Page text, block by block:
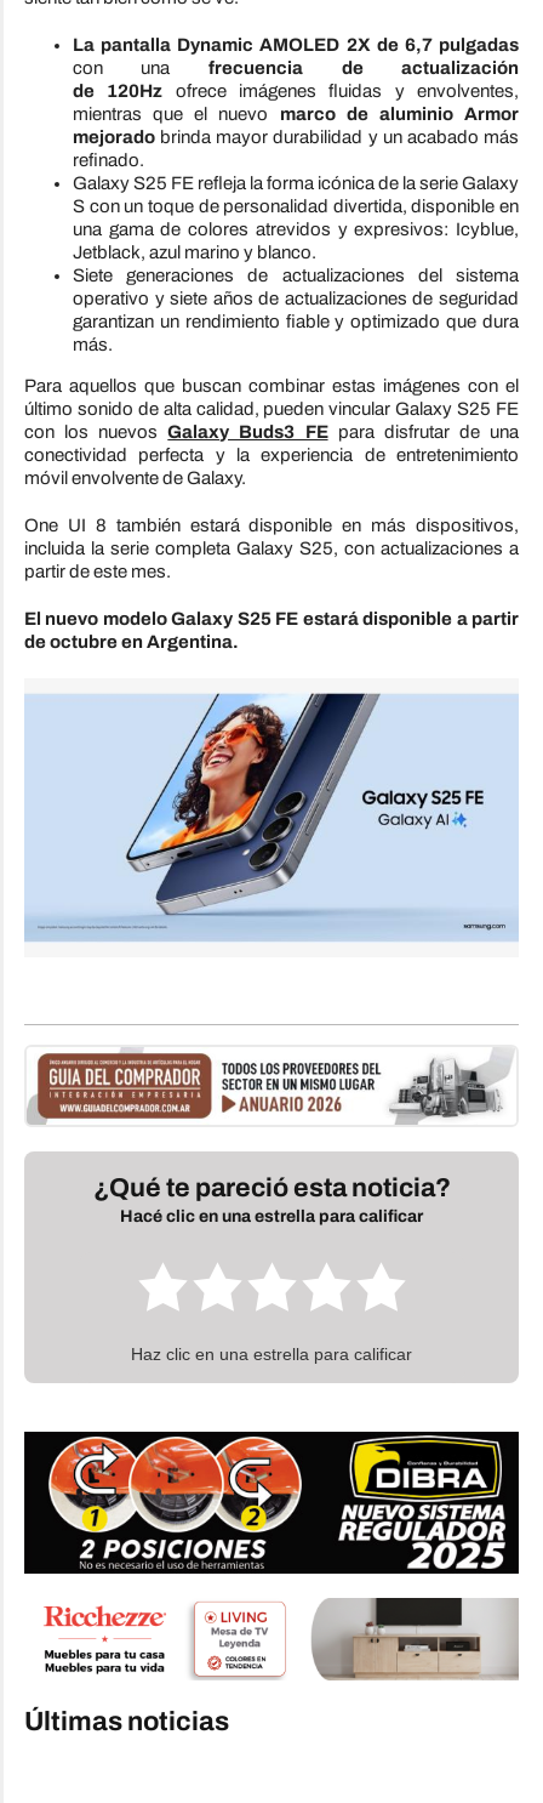
La pantalla Dynamic AMOLED 2X de 6,7 pulgadas
con una frecuencia de actualización
de 120Hz ofrece imágenes fluidas y envolventes,
mientras que el nuevo marco de aluminio Armor
mejoradobrinda mayor durabilidad y un acabado más
refinado.
Galaxy S25 FE refleja la forma icónica de la serie Galaxy
S con un toque de personalidad divertida, disponible en
una gama de colores atrevidos y expresivos: Icyblue,
Jetblack, azul marino y blanco.
Siete generaciones de actualizaciones del sistema
operativo y siete años de actualizaciones de seguridad
garantizan un rendimiento fiable y optimizado que dura
más.
Para aquellos que buscan combinar estas imágenes con el
último sonido de alta calidad, pueden vincular Galaxy S25 FE
con los nuevosGalaxy Buds3 FEpara disfrutar de una
conectividad perfecta y la experiencia de entretenimiento
móvil envolvente de Galaxy.
One UI 8 también estará disponible en más dispositivos,
incluida la serie completa Galaxy S25, con actualizaciones a
partir de este mes.
El nuevo modelo Galaxy S25 FE estará disponible a partir
de octubre en Argentina.
¿Qué te pareció esta noticia?
Hacé clic en una estrella para calificar
Haz clic en una estrella para calificar
Últimas noticias